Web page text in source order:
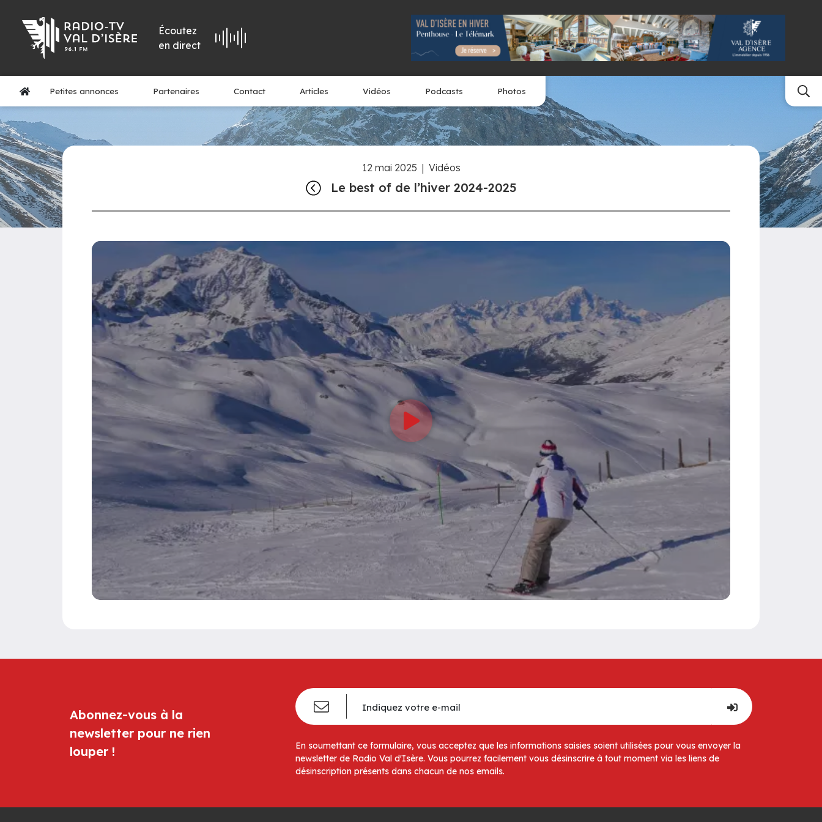
Écoutez
en direct
Petites annonces Partenaires Contact Articles Vidéos Podcasts Photos
12 mai 2025 | Vidéos
Le best of de l’hiver 2024-2025
Abonnez-vous à la
newsletter pour ne rien
louper !
En soumettant ce formulaire, vous acceptez que les informations saisies soient utilisées pour vous envoyer la
newsletter de Radio Val d'Isère. Vous pourrez facilement vous désinscrire à tout moment via les liens de
désinscription présents dans chacun de nos emails.